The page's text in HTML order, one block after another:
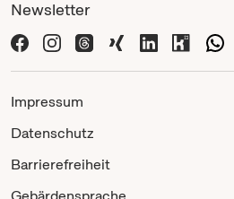
Newsletter
Impressum
Datenschutz
Barrierefreiheit